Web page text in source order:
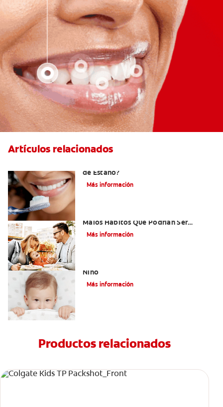
Artículos relacionados
de Estaño?
Más información
Malos Hábitos Que Podrían Ser
Dañinos
Más información
Niño
Más información
Productos relacionados